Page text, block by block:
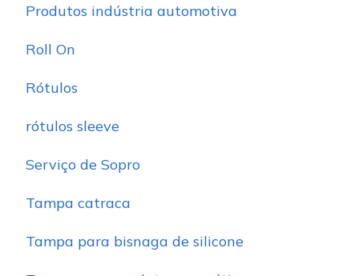
Produtos indústria automotiva
Roll On
Rótulos
rótulos sleeve
Serviço de Sopro
Tampa catraca
Tampa para bisnaga de silicone